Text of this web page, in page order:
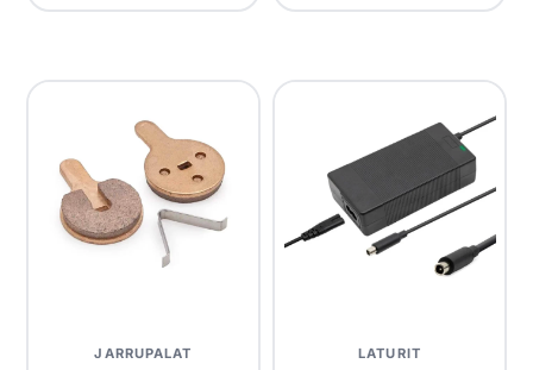
JARRUPALAT LATURIT